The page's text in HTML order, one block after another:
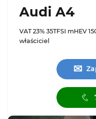
Audi A4
VAT 23% 35TFSI mHEV
właściciel
✉